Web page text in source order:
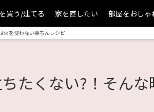
買う/建てる 家を直したい 部屋をおしゃ
火を使わない楽ちんレシピ
たくない?！そん